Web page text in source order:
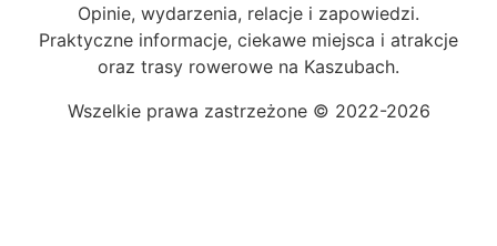
Opinie, wydarzenia, relacje i zapowiedzi.
Praktyczne informacje, ciekawe miejsca i atrakcje
oraz trasy rowerowe na Kaszubach.
Wszelkie prawa zastrzeżone © 2022-2026